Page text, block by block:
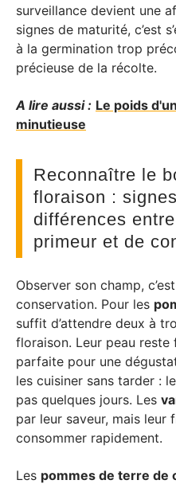
surveillance devient une
signes de maturité, c’est
à la germination trop
précieuse de la récolte.
A lire aussi : Le poids
minutieuse
Reconnaître le
floraison :
différences
primeur et de
Observer son champ,
conservation. Pour les
suffit d’attendre deux à
floraison. Leur peau reste
parfaite pour une
les cuisiner sans tarder :
pas quelques jours. Les
par leur saveur, mais leur
consommer rapidement.
Les pommes de terre de